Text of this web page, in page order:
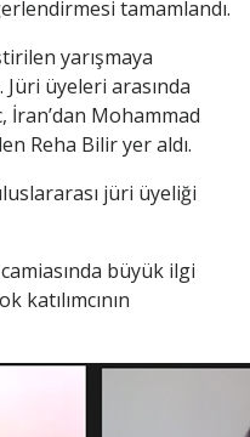
tamamlandı.
yarışmaya
üyeleri arasında
İran’dan Mohammad
Reha Bilir yer aldı.
jüri üyeliği
büyük ilgi
katılımcının